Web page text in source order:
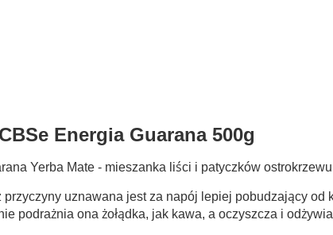
Energia Guarana 500g
Yerba Mate - mieszanka liści i patyczków
przyczyny uznawana jest za napój lepiej pobudzający
podrażnia ona żołądka, jak kawa, a oczyszcza i